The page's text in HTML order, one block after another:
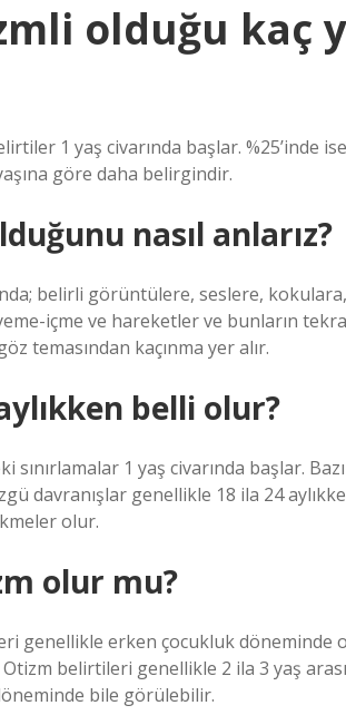
olduğu kaç
1 yaş civarında başlar. %25’inde
göre daha belirgindir.
nasıl anlarız?
belirli görüntülere, seslere, kokulara,
içme ve hareketler ve bunların
temasından kaçınma yer alır.
belli olur?
sınırlamalar 1 yaş civarında başlar.
davranışlar genellikle 18 ila 24
olur.
olur mu?
genellikle erken çocukluk döneminde
belirtileri genellikle 2 ila 3 yaş
bile görülebilir.